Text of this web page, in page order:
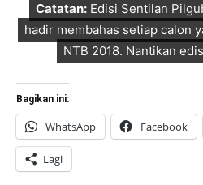
Catatan:Edisi Sentilan
hadir membahas setiap calon
NTB 2018. Nantikan
Bagikan ini:
WhatsApp Facebook
Lagi